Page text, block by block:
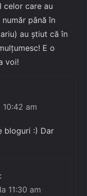
celor care au
până în
au știut că în
E o
voi!
am
bloguri :) Dar
11:30 am